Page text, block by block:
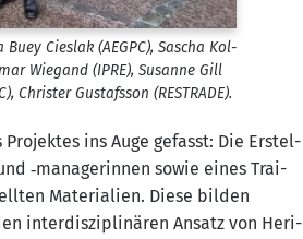
Cies­lak (AEGPC), Sascha Kol­
Wie­gand (IPRE), Susan­ne Gill
Chris­ter Gustafs­son (RESTRADE).
ins Auge gefasst: Die Erstel­
‑mana­ge­rin­nen sowie eines Trai­
Mate­ria­li­en. Die­se bil­den
inter­dis­zi­pli­nä­ren Ansatz von Heri­